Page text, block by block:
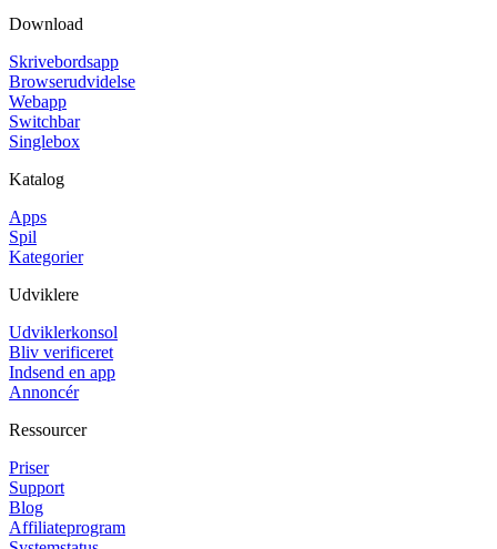
Download
Skrivebordsapp
Browserudvidelse
Webapp
Switchbar
Singlebox
Katalog
Apps
Spil
Kategorier
Udviklere
Udviklerkonsol
Bliv verificeret
Indsend en app
Annoncér
Ressourcer
Priser
Support
Blog
Affiliateprogram